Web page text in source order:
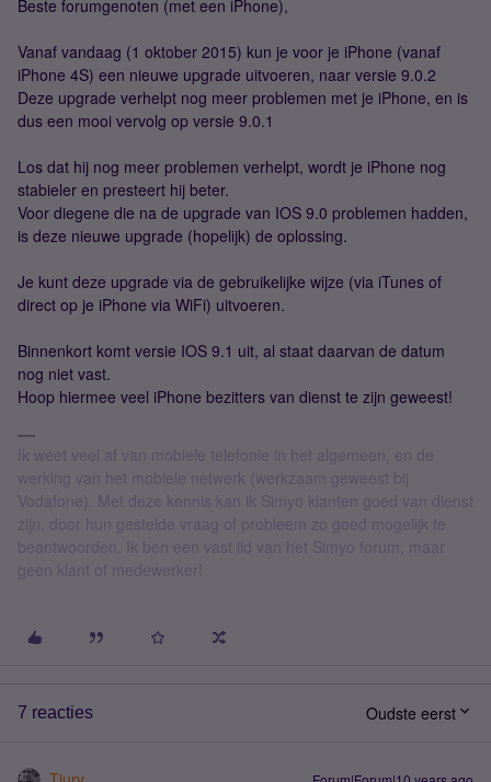
Beste forumgenoten (met een iPhone),
Vanaf vandaag (1 oktober 2015) kun je voor je iPhone (vanaf
iPhone 4S) een nieuwe upgrade uitvoeren, naar versie 9.0.2
Deze upgrade verhelpt nog meer problemen met je iPhone, en is
dus een mooi vervolg op versie 9.0.1
Los dat hij nog meer problemen verhelpt, wordt je iPhone nog
stabieler en presteert hij beter.
Voor diegene die na de upgrade van IOS 9.0 problemen hadden,
is deze nieuwe upgrade (hopelijk) de oplossing.
Je kunt deze upgrade via de gebruikelijke wijze (via iTunes of
direct op je iPhone via WiFi) uitvoeren.
Binnenkort komt versie IOS 9.1 uit, al staat daarvan de datum
nog niet vast.
Hoop hiermee veel iPhone bezitters van dienst te zijn geweest!
Ik weet veel af van mobiele telefonie in het algemeen, en de
werking van het mobiele netwerk (werkzaam geweest bij
Vodafone). Met deze kennis kan ik Simyo klanten goed van dienst
zijn, door hun gestelde vraag of probleem zo goed mogelijk te
beantwoorden. Ik ben een vast lid van het Simyo forum, maar
geen klant of medewerker!
7 reacties Oudste eerst